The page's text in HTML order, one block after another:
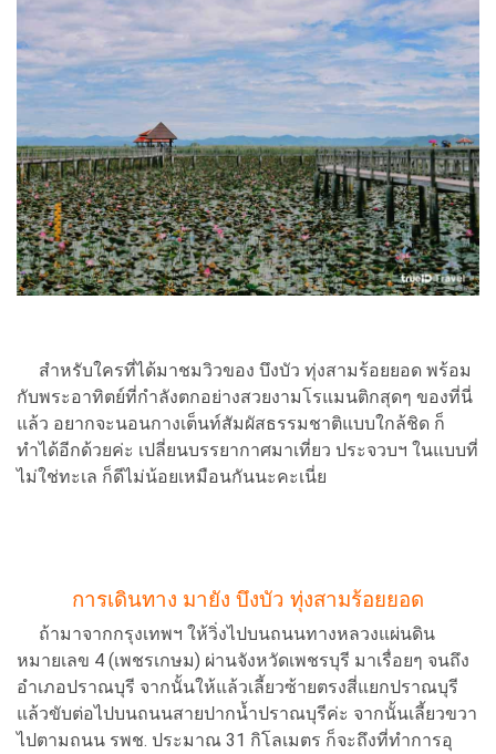
สำหรับใครที่ได้มาชมวิวของ บึงบัว ทุ่งสามร้อยยอด พร้อม
กับพระอาทิตย์ที่กำลังตกอย่างสวยงามโรแมนติกสุดๆ ของที่นี่
แล้ว อยากจะนอนกางเต็นท์สัมผัสธรรมชาติแบบใกล้ชิด ก็
ทำได้อีกด้วยค่ะ เปลี่ยนบรรยากาศมาเที่ยว ประจวบฯ ในแบบที่
ไม่ใช่ทะเล ก็ดีไม่น้อยเหมือนกันนะคะเนี่ย
การเดินทาง มายัง บึงบัว ทุ่งสามร้อยยอด
ถ้ามาจากกรุงเทพฯ ให้วิ่งไปบนถนนทางหลวงแผ่นดิน
หมายเลข 4 (เพชรเกษม) ผ่านจังหวัดเพชรบุรี มาเรื่อยๆ จนถึง
อำเภอปราณบุรี จากนั้นให้แล้วเลี้ยวซ้ายตรงสี่แยกปราณบุรี
แล้วขับต่อไปบนถนนสายปากน้ำปราณบุรีค่ะ จากนั้นเลี้ยวขวา
ไปตามถนน รพช. ประมาณ 31 กิโลเมตร ก็จะถึงที่ทำการอุ